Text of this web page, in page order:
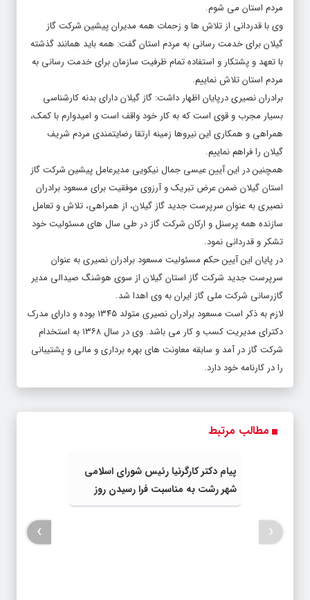
مردم استان می شوم.
وی با قدردانی از تلاش ها و زحمات همه مدیران پیشین شرکت گاز
گیلان برای خدمت رسانی به مردم استان گفت: همه باید همانند گذشته
با تعهد و پشتکار و استفاده تمام ظرفیت سازمان برای خدمت رسانی به
مردم استان تلاش نماییم.
برادران نصیری درپایان اظهار داشت: گاز گیلان دارای بدنه کارشناسی
بسیار مجرب و قوی است که به کار خود واقف است و امیدوارم با کمک،
همراهی و همکاری این نیروها زمینه ارتقا رضایتمندی مردم شریف
گیلان را فراهم نماییم.
همچنین در این آیین عیسی جمال نیکویی مدیرعامل پیشین شرکت گاز
استان گیلان ضمن عرض تبریک و آرزوی موفقیت برای مسعود برادران
نصیری به عنوان سرپرست جدید گاز گیلان، از همراهی، تلاش و تعامل
سازنده همه پرسنل و ارکان شرکت گاز در طی سال های مسئولیت خود
تشکر و قدردانی نمود.
در پایان این آیین حکم مسئولیت مسعود برادران نصیری به عنوان
سرپرست جدید شرکت گاز استان گیلان از سوی هوشنگ صیدالی مدیر
گازرسانی شرکت ملی گاز ایران به وی اهدا شد.
لازم به ذکر است مسعود برادران نصیری متولد ۱۳۴۵ بوده و دارای مدرک
دکترای مدیریت کسب و کار می باشد. وی در سال ۱۳۶۸ به استخدام
شرکت گاز در آمد و سابقه معاونت های بهره برداری و مالی و پشتیبانی
را در کارنامه خود دارد.
مطالب مرتبط
پیام دکتر کارگرنیا رئیس شورای اسلامی
شهر رشت به مناسبت فرا رسیدن روز
خبرنگار
‹
›